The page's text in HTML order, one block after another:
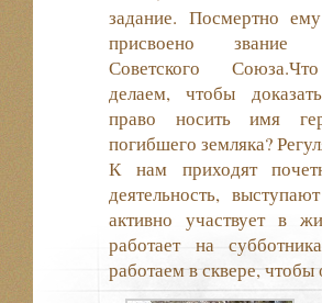
задание. Посмертно
присвоено звание
Советского
делаем, чтобы
право носить имя
погибшего земляка?
К нам приходят
деятельность,
активно участвует в
работает на
работаем в сквере,